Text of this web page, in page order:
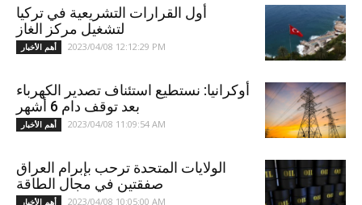
أول القرارات التشريعية في تركيا
لتشغيل مركز الغاز
أهم الأخبار 2023/04/08 12:12:29 PM
أوكرانيا: نستطيع استئناف تصدير الكهرباء
بعد توقف دام 6 أشهر
أهم الأخبار 2023/04/08 11:09:54 AM
الولايات المتحدة ترحب بإبرام العراق
صفقتين في مجال الطاقة
أهم الأخبار 2023/04/08 10:05:00 AM